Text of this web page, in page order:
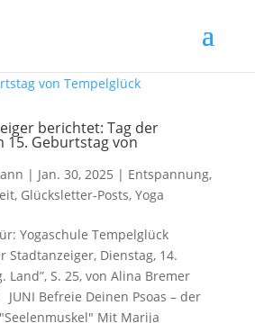
berichtet: Tag der
15. Geburtstag von
| Jan. 30, 2025 | Entspannung,
, Glücksletter-Posts, Yoga
Yogaschule Tempelglück
Stadtanzeiger, Dienstag, 14.
Land”, S. 25, von Alina Bremer
JUNI Befreie Deinen Psoas – der
Mit Marija